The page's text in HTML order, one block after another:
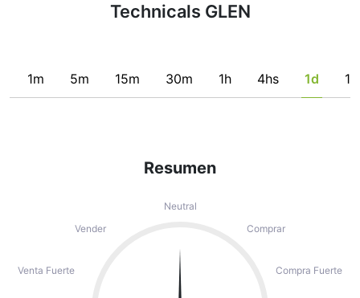
Technicals GLEN
1m 5m 15m 30m 1h 4hs 1d
Resumen
Neutral
Vender
Comprar
Venta Fuerte Compra Fuerte